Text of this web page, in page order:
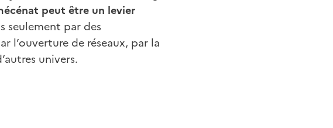
peut être un levier
seulement par des
l’ouverture de réseaux, par la
univers.